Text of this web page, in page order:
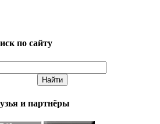
по сайту
и партнёры